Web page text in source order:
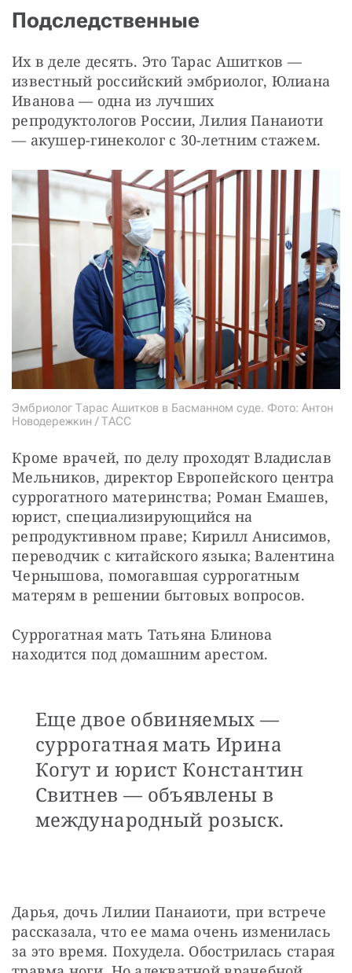
Подследственные
Их в деле десять. Это Тарас Ашитков —
известный российский эмбриолог, Юлиана
Иванова — одна из лучших
репродуктологов России, Лилия Панаиоти
— акушер-гинеколог с 30-летним стажем.
Эмбриолог Тарас Ашитков в Басманном суде. Фото: Антон
Новодережкин / ТАСС
Кроме врачей, по делу проходят Владислав
Мельников, директор Европейского центра
суррогатного материнства; Роман Емашев,
юрист, специализирующийся на
репродуктивном праве; Кирилл Анисимов,
переводчик с китайского языка; Валентина
Чернышова, помогавшая суррогатным
матерям в решении бытовых вопросов.
Суррогатная мать Татьяна Блинова
находится под домашним арестом.
Еще двое обвиняемых —
суррогатная мать Ирина
Когут и юрист Константин
Свитнев — объявлены в
международный розыск.
Дарья, дочь Лилии Панаиоти, при встрече
рассказала, что ее мама очень изменилась
за это время. Похудела. Обострилась старая